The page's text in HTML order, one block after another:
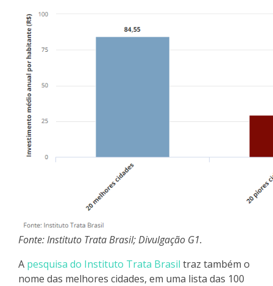
Fonte: Instituto Trata Brasil; Divulgação G1.
A pesquisa do Instituto Trata Brasil traz também o
nome das melhores cidades, em uma lista das 100